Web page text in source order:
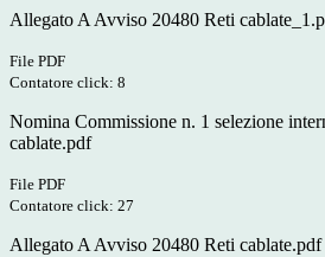
Allegato A Avviso 20480 Reti
File PDF
Contatore click: 8
Nomina Commissione n. 1 selezione
cablate.pdf
File PDF
Contatore click: 27
Allegato A Avviso 20480 Reti cablate.pdf